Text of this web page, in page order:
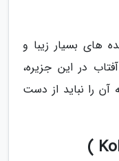
های بسیار زیبا و
در این جزیره،
را نباید از دست